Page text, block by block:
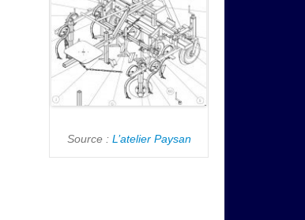
Source : L’atelier Paysan